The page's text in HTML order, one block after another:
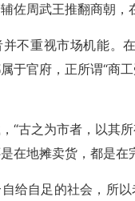
佐周武王推翻商朝
不重视市场机能。
于官府，正所谓“商
，“古之为市者，以其
在地摊卖货，都是在
给自足的社会，所